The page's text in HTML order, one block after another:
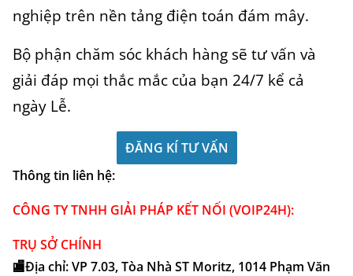
nghiệp trên nền tảng điện toán đám mây.
Bộ phận chăm sóc khách hàng sẽ tư vấn và
giải đáp mọi thắc mắc của bạn 24/7 kể cả
ngày Lễ.
ĐĂNG KÍ TƯ VẤN
Thông tin liên hệ:
CÔNG TY TNHH GIẢI PHÁP KẾT NỐI (VOIP24H):
TRỤ SỞ CHÍNH
🏬Địa chỉ: VP 7.03, Tòa Nhà ST Moritz, 1014 Phạm Văn